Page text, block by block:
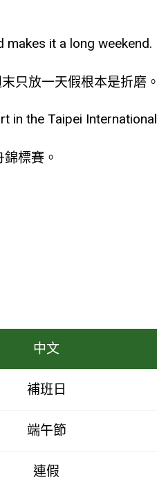
低
量。
it a long weekend.
只放一天假根本是折磨。
in the Taipei International
標賽。
中文
補班日
端午節
連假